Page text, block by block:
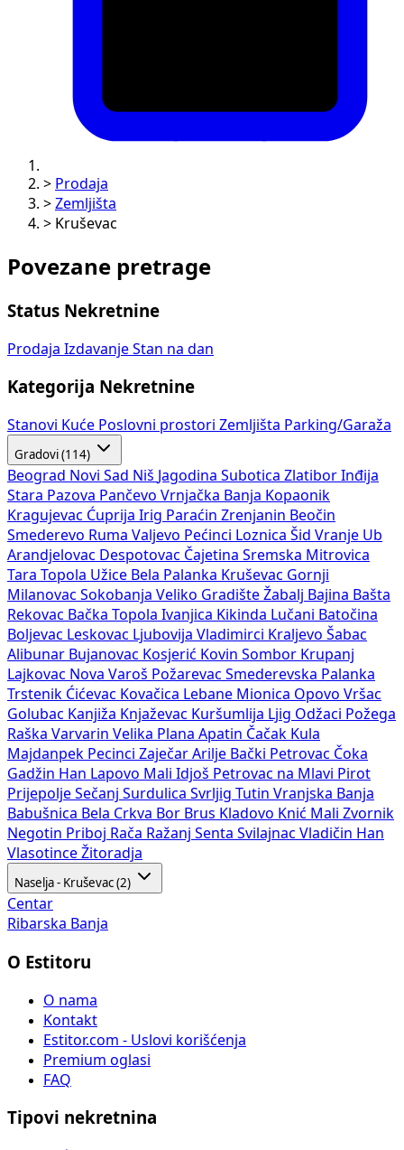
> Prodaja
> Zemljišta
> Kruševac
Povezane pretrage
Status Nekretnine
Prodaja Izdavanje Stan na dan
Kategorija Nekretnine
Stanovi Kuće Poslovni prostori Zemljišta Parking/Garaža
Gradovi (114)
Beograd Novi Sad Niš Jagodina Subotica Zlatibor Inđija
Stara Pazova Pančevo Vrnjačka Banja Kopaonik
Kragujevac Ćuprija Irig Paraćin Zrenjanin Beočin
Smederevo Ruma Valjevo Pećinci Loznica Šid Vranje Ub
Arandjelovac Despotovac Čajetina Sremska Mitrovica
Tara Topola Užice Bela Palanka Kruševac Gornji
Milanovac Sokobanja Veliko Gradište Žabalj Bajina Bašta
Rekovac Bačka Topola Ivanjica Kikinda Lučani Batočina
Boljevac
Leskovac Ljubovija Vladimirci Kraljevo Šabac
Alibunar Bujanovac Kosjerić Kovin Sombor Krupanj
Lajkovac Nova Varoš Požarevac Smederevska Palanka
Trstenik Ćićevac Kovačica Lebane Mionica Opovo Vršac
Golubac Kanjiža Knjaževac Kuršumlija Ljig Odžaci Požega
Raška Varvarin Velika Plana Apatin Čačak Kula
Majdanpek Pecinci Zaječar Arilje Bački Petrovac Čoka
Gadžin Han
Lapovo Mali Idjoš Petrovac na Mlavi Pirot
Prijepolje Sečanj Surdulica Svrljig Tutin Vranjska Banja
Babušnica Bela Crkva Bor Brus Kladovo Knić Mali Zvornik
Negotin Priboj Rača Ražanj Senta Svilajnac Vladičin Han
Vlasotince Žitoradja
Naselja - Kruševac (2)
Centar
Ribarska Banja
O Estitoru
O nama
Kontakt
Estitor.com - Uslovi korišćenja
Premium oglasi
FAQ
Tipovi nekretnina